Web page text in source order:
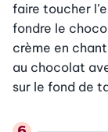
faire toucher
fondre le
crème en
au chocolat
sur le fond de